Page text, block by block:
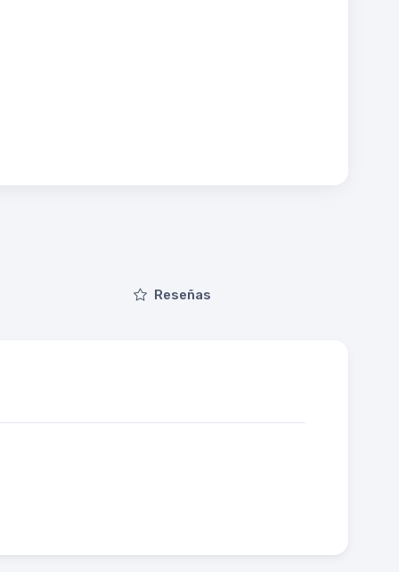
Reseñas